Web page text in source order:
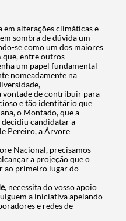
em alterações climáticas e
sombra de dúvida um
se como um dos maiores
que, entre outros
um papel fundamental
nomeadamente na
vontade de contribuir para
e tão identitário que
o Montado, que a
candidatar a
Pereiro, a Árvore
Nacional, precisamos
a projeção que o
ao primeiro lugar do
, necessita do vosso apoio
a iniciativa apelando
e redes de